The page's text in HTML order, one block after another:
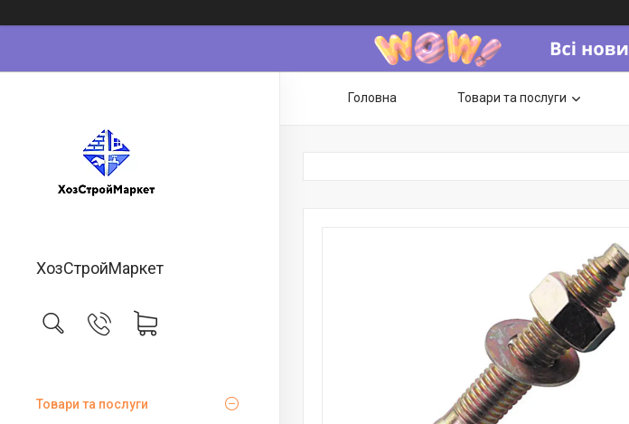
ХозСтройМаркет
Товари та послуги
Головна Товари та послуги